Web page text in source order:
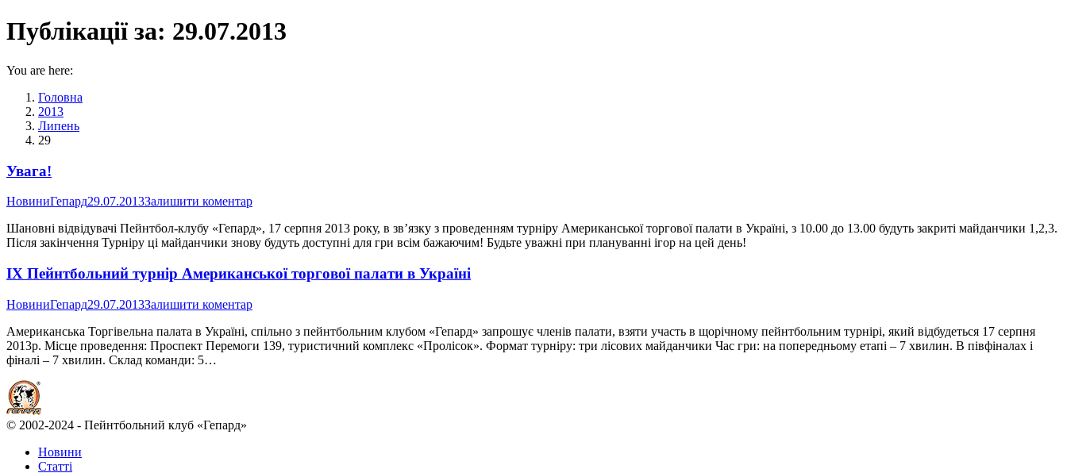
Публікації за: 29.07.2013
You are here:
Головна
2013
Липень
29
Увага!
НовиниГепард29.07.2013Залишити коментар
Шановні відвідувачі Пейнтбол-клубу «Гепард», 17 серпня 2013 року, в зв’язку з проведенням турніру Американської торгової палати в Україні, з 10.00 до 13.00 будуть закриті майданчики 1,2,3.
Після закінчення Турніру ці майданчики знову будуть доступні для гри всім бажаючим! Будьте уважні при плануванні ігор на цей день!
IX Пейнтбольний турнір Американської торгової палати в Україні
НовиниГепард29.07.2013Залишити коментар
Американська Торгівельна палата в Україні, спільно з пейнтбольним клубом «Гепард» запрошує членів палати, взяти участь в щорічному пейнтбольним турнірі, який відбудеться 17 серпня
2013р. Місце проведення: Проспект Перемоги 139, туристичний комплекс «Пролісок». Формат турніру: три лісових майданчики Час гри: на попередньому етапі – 7 хвилин. В півфіналах і
фіналі – 7 хвилин. Склад команди: 5…
© 2002-2024 - Пейнтбольний клуб «Гепард»
Новини
Статті